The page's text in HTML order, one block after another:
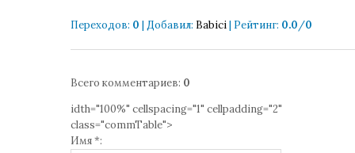
Переходов: 0 | Добавил: Babici| Рейтинг: 0.0/0
Всего комментариев: 0
idth="100%" cellspacing="1" cellpadding="2"
class="commTable">
Имя *: